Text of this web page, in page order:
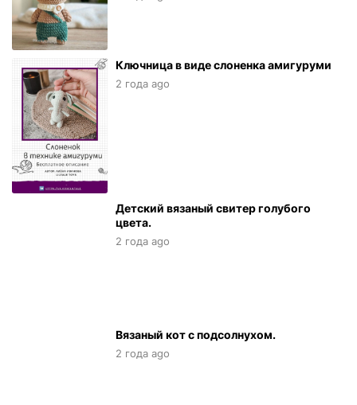
Ключница в виде слоненка амигуруми
2 года ago
Детский вязаный свитер голубого
цвета.
2 года ago
Вязаный кот с подсолнухом.
2 года ago